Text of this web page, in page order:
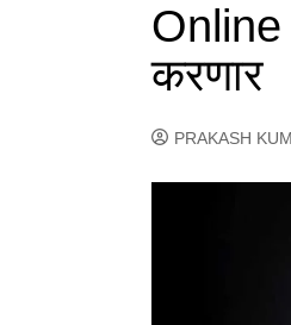
Online
करणार
PRAKASH